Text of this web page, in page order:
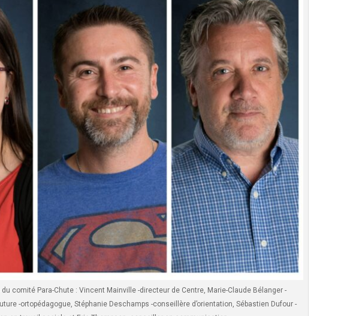
comité Para-Chute : Vincent Mainville -directeur de Centre, Marie-Claude Bélanger -
-ortopédagogue, Stéphanie Deschamps -conseillère d’orientation, Sébastien Dufour -